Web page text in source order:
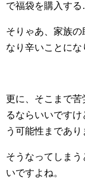
で福袋を購入す
そりゃあ、家族
なり辛いことにな
更に、そこまで苦
るならいいです
う可能性まであり
そうなってしま
いですよね。